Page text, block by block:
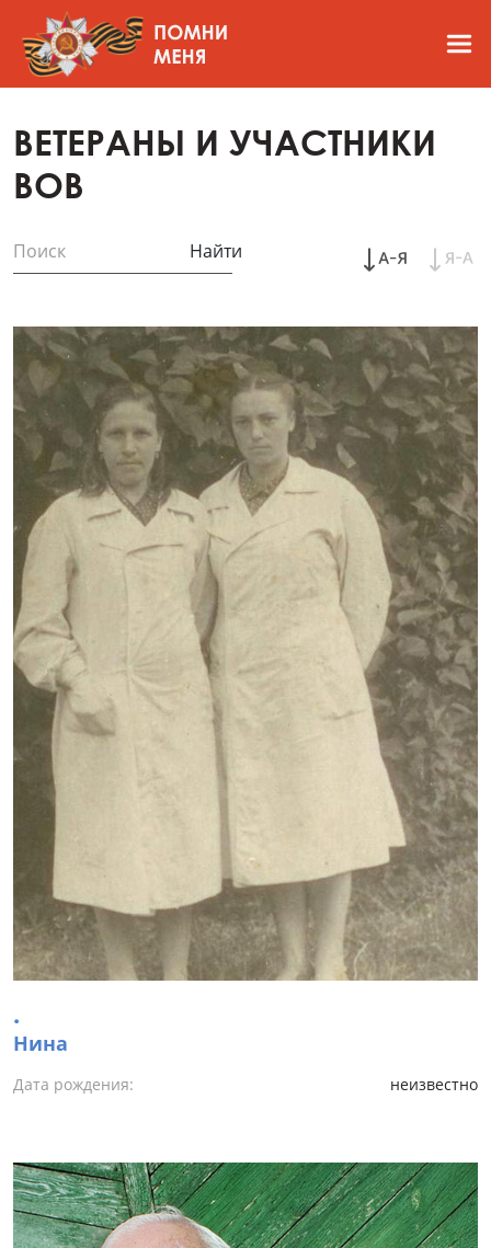
ВЕТЕРАНЫ И УЧАСТНИКИ
ВОВ
Найти
.
Нина
Дата рождения: неизвестно